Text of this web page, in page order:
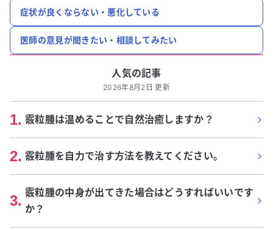
症状が良くならない・悪化している
医師の意見が聞きたい・相談してみたい
人気の記事
2026年8月2日 更新
1. 霰粒腫は温めることで自然治癒しますか？
2. 霰粒腫を自力で治す方法を教えてください。
3. 霰粒腫の中身が出てきた場合はどうすればいいです
か？